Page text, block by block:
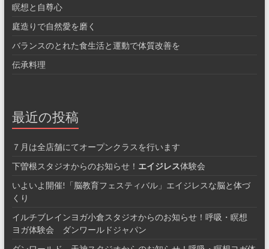
瞑想と自尊心
庭造りで自然愛を磨く
バランスのとれた食生活と運動で体質改善を
伝承料理
最近の投稿
７月は全店舗にてオープンクラスを行います
下曽根スタジオからのお知らせ！ エイジレス体験会
いよいよ開催!「脳教育フェスティバル」エイジレスな脳と体づ
くり
イルチブレインヨガ小倉スタジオからのお知らせ！呼吸・瞑想
ヨガ体験会 ダンワールドジャパン